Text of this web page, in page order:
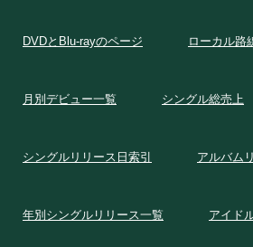
DVDとBlu-rayのページ ローカル路
月別デビュー一覧 シングル総売上
シングルリリース日索引 アルバム
年別シングルリリース一覧 アイド